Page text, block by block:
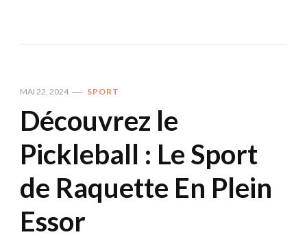
MAI 22, 2024 SPORT
Découvrez le
Pickleball : Le Sport
de Raquette En Plein
Essor